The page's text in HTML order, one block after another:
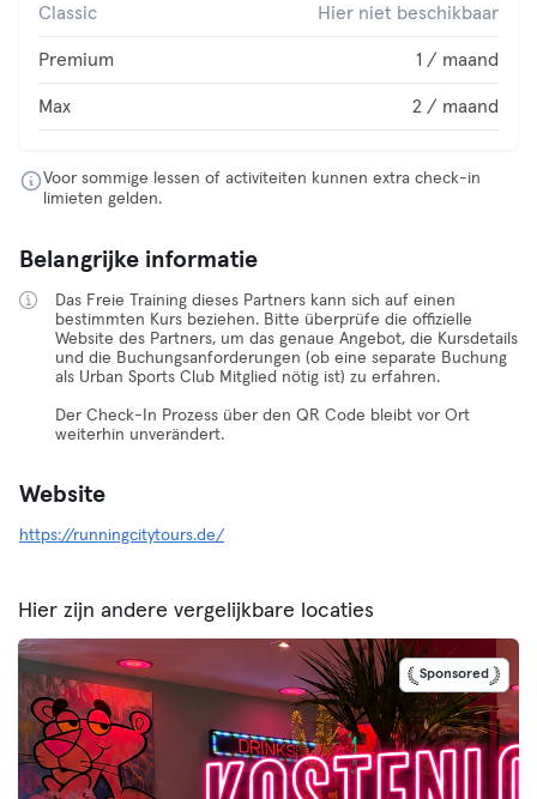
Classic Hier niet beschikbaar
Premium 1 / maand
Max 2 / maand
Voor sommige lessen of activiteiten kunnen extra check-in
limieten gelden.
Belangrijke informatie
Das Freie Training dieses Partners kann sich auf einen
bestimmten Kurs beziehen. Bitte überprüfe die offizielle
Website des Partners, um das genaue Angebot, die Kursdetails
und die Buchungsanforderungen (ob eine separate Buchung
als Urban Sports Club Mitglied nötig ist) zu erfahren.
Der Check-In Prozess über den QR Code bleibt vor Ort
weiterhin unverändert.
Website
https://runningcitytours.de/
Hier zijn andere vergelijkbare locaties
Sponsored